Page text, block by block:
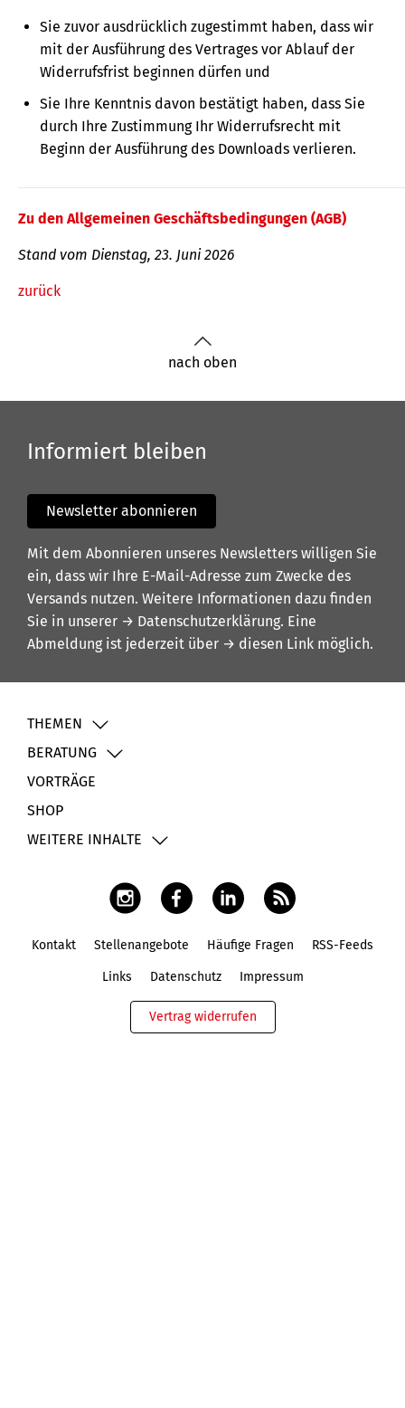
Sie zuvor ausdrücklich zugestimmt haben, dass wir
mit der Ausführung des Vertrages vor Ablauf der
Widerrufsfrist beginnen dürfen und
Sie Ihre Kenntnis davon bestätigt haben, dass Sie
durch Ihre Zustimmung Ihr Widerrufsrecht mit
Beginn der Ausführung des Downloads verlieren.
Zu den Allgemeinen Geschäftsbedingungen (AGB)
Stand vom Dienstag, 23. Juni 2026
zurück
nach oben
Informiert bleiben
Newsletter abonnieren
Mit dem Abonnieren unseres Newsletters willigen Sie
ein, dass wir Ihre E-Mail-Adresse zum Zwecke des
Versands nutzen. Weitere Informationen dazu finden
Sie in unserer → Datenschutzerklärung. Eine
Abmeldung ist jederzeit über → diesen Link möglich.
THEMEN
BERATUNG
VORTRÄGE
SHOP
WEITERE INHALTE
Kontakt Stellenangebote Häufige Fragen RSS-Feeds
Links Datenschutz Impressum
Vertrag widerrufen